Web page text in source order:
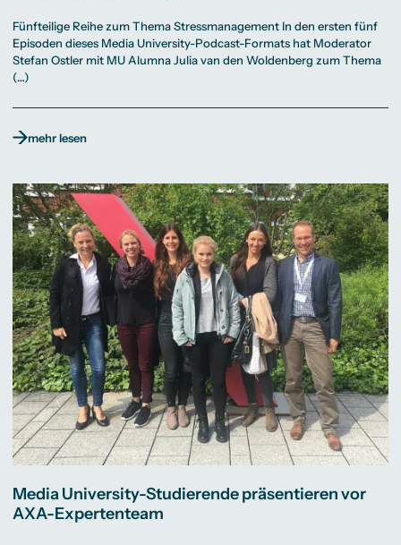
Fünfteilige Reihe zum Thema Stressmanagement In den ersten fünf
Episoden dieses Media University-Podcast-Formats hat Moderator
Stefan Ostler mit MU Alumna Julia van den Woldenberg zum Thema
(…)
mehr lesen
Media University-Studierende präsentieren vor
AXA-Expertenteam